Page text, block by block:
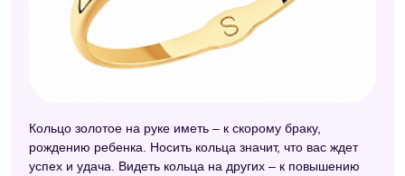
Кольцо золотое на руке иметь – к скорому браку,
рождению ребенка. Носить кольца значит, что вас ждет
успех и удача. Видеть кольца на других – к повышению